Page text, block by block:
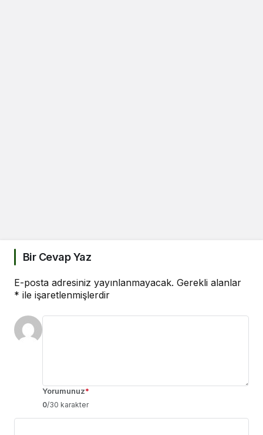
Bir Cevap Yaz
E-posta adresiniz yayınlanmayacak. Gerekli alanlar
* ile işaretlenmişlerdir
Yorumunuz*
0/30 karakter